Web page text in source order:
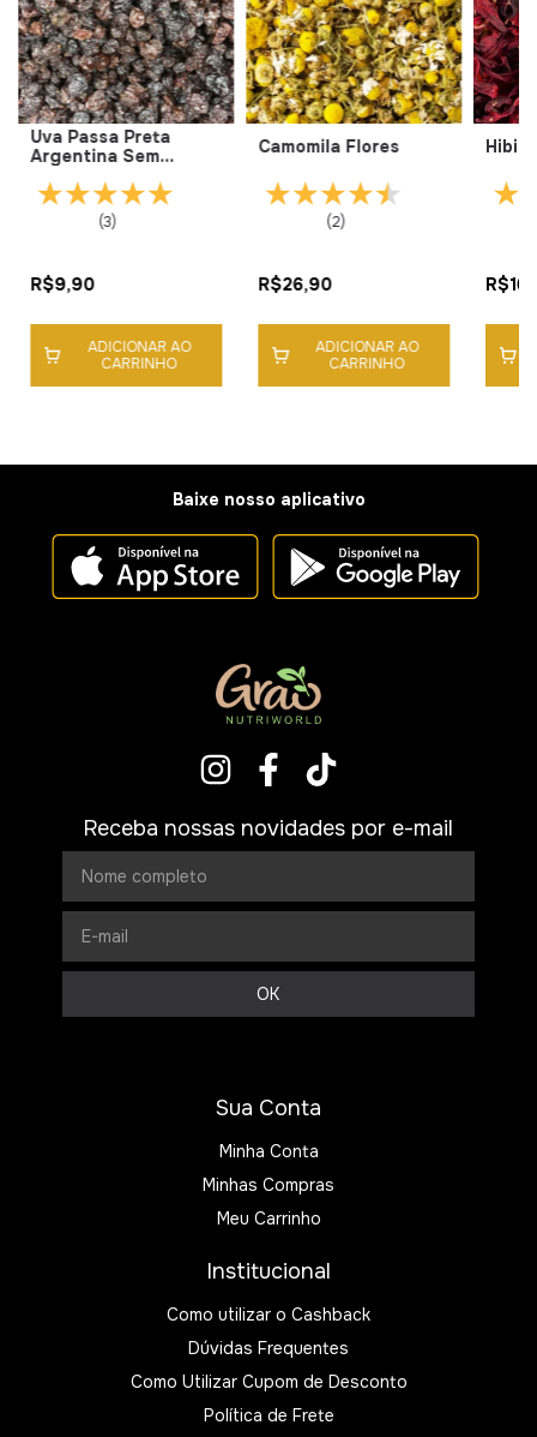
Uva Passa Preta
Argentina Sem
(3)
R$9,90
ADICIONAR AO
CARRINHO
Camomila Flores
(2)
R$26,90
ADICIONAR AO
CARRINHO
Baixe nosso aplicativo
Receba nossas novidades por e-mail
Sua Conta
Minha Conta
Minhas Compras
Meu Carrinho
Institucional
Como utilizar o Cashback
Dúvidas Frequentes
Como Utilizar Cupom de Desconto
Política de Frete